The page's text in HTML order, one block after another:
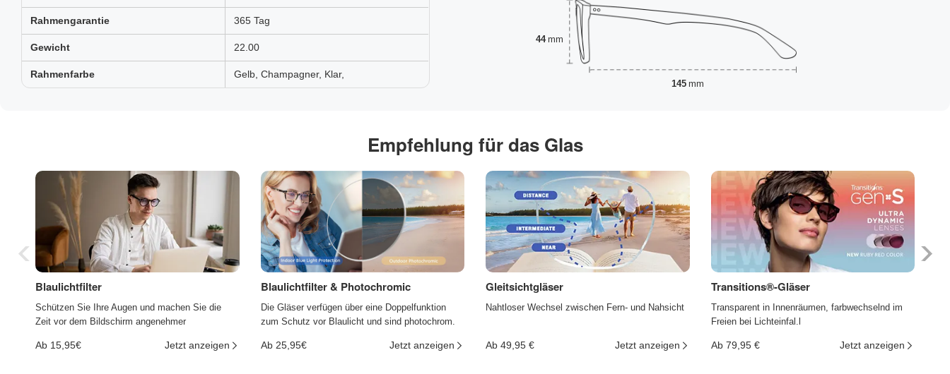
Rahmengarantie 365 Tag
Gewicht 22.00
Rahmenfarbe Gelb, Champagner, Klar,
44 mm
145 mm
Empfehlung für das Glas
Blaulichtfilter
Schützen Sie Ihre Augen und machen Sie die
Zeit vor dem Bildschirm angenehmer
Ab 15,95€ Jetzt anzeigen
Blaulichtfilter & Photochromic
Die Gläser verfügen über eine Doppelfunktion
zum Schutz vor Blaulicht und sind photochrom.
Ab 25,95€ Jetzt anzeigen
Gleitsichtgläser
Nahtloser Wechsel zwischen Fern- und Nahsicht
Ab 49,95 € Jetzt anzeigen
Transitions®-Gläser
Transparent in Innenräumen, farbwechselnd im
Freien bei Lichteinfal.l
Ab 79,95 € Jetzt anzeigen